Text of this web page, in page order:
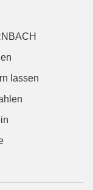
lassen